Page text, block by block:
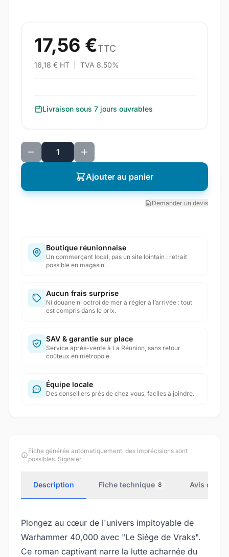
17,56 €TTC
16,18 € HT TVA 8,50%
Livraison sous 7 jours ouvrables
Ajouter au panier
Demander un devis
Boutique réunionnaise
Un commerçant local, pas un site lointain : retrait
possible en magasin.
Aucun frais surprise
Ni douane ni octroi de mer à régler à l’arrivée : tout
est compris dans le prix.
SAV & garantie sur place
Service après-vente à La Réunion, sans retour
coûteux en métropole.
Équipe locale
Des conseillers près de chez vous, faciles à joindre.
Fiche générée automatiquement, des imprécisions sont
possibles. Signaler
Description Fiche technique 8 Avis
Plongez au cœur de l'univers impitoyable de
Warhammer 40,000 avec "Le Siège de Vraks".
Ce roman captivant narre la lutte acharnée du